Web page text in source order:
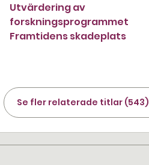
Utvärdering av
forskningsprogrammet
Framtidens skadeplats
Se fler relaterade titlar (543)